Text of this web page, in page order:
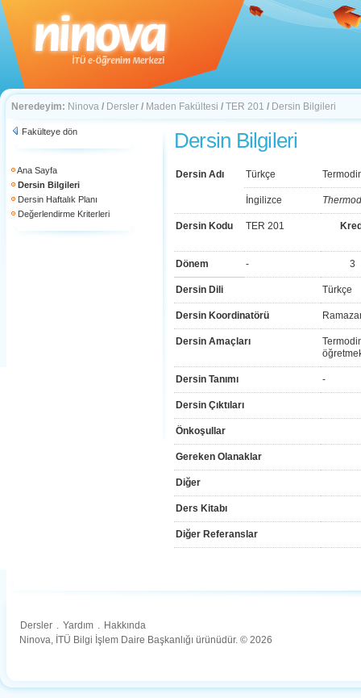
Neredeyim: Ninova / Dersler / Maden Fakültesi / TER 201 / Dersin Bilgileri
Fakülteye dön
Ana Sayfa
Dersin Bilgileri
Dersin Haftalık Planı
Değerlendirme Kriterleri
Dersin Bilgileri
Dersin Adı Türkçe
İngilizce
Dersin Kodu TER 201
Dönem - 3
Dersin Dili Türkçe
Dersin Koordinatörü
Dersin Amaçları
Dersin Tanımı -
Dersin Çıktıları
Önkoşullar
Gereken Olanaklar
Diğer
Ders Kitabı
Diğer Referanslar
Dersler . Yardım . Hakkında
Ninova, İTÜ Bilgi İşlem Daire Başkanlığı ürünüdür. © 2026